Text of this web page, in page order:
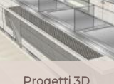
Progetti 3D